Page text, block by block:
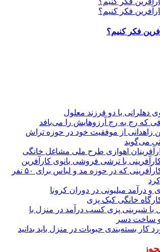
فکر کنیم؟
دهلرانی با دو فرزند معلول
که رج به رج آرزوهایش را می‌بافد
زاهدانی از موفقیت خود در حوزه تراش
می‌گوید
اهوازی طرح ملی مشاغل خانگی
با ترشی فروشی بانوی کارآفرین
روایت بانوی کارآفرینی که در حوزه مد و لباس برای ۵۰ نفر
درآمد میلیونی در دوران کرونا
خانگی کیک پزی
با شیرینی پزی کسب درآمد در منزل با
ساخت دسر
کار بسته‌بندی حبوبات در منزل باید بدانید